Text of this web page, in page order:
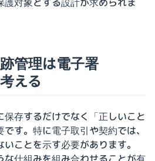
管理は電子署
える
存するだけでなく「正しいこと
す。特に電子取引や契約では、
ことを示す必要があります。
な仕組みを組み合わせることが有